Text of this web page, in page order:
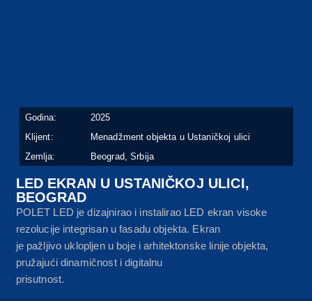
Godina:
2025
Klijent:
Menadžment objekta u Ustaničkoj ulici
Zemlja:
Beograd, Srbija
LED EKRAN U USTANIČKOJ ULICI,
BEOGRAD
POLET LED je dizajnirao i instalirao LED ekran visoke
rezolucije integrisan u fasadu objekta. Ekran
je pažljivo uklopljen u boje i arhitektonske linije objekta,
pružajući dinamičnost i digitalnu
prisutnost.